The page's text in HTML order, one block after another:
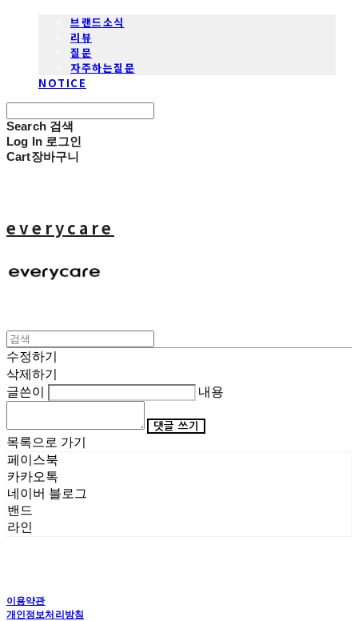
브랜드소식
리뷰
질문
자주하는질문
NOTICE
Search 검색
Log In 로그인
Cart장바구니
everycare
수정하기
삭제하기
글쓴이
내용
댓글 쓰기
목록으로 가기
페이스북
카카오톡
네이버 블로그
밴드
라인
이용약관
개인정보처리방침